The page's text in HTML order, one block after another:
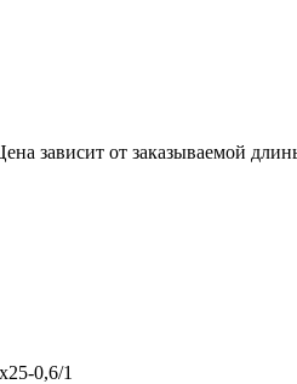
зависит от заказываемой
0,6/1